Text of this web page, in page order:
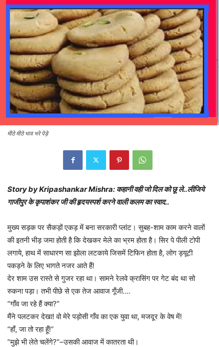
मीठे मीठे भाव भरे पेड़े
Story by Kripashankar Mishra: कहानी वही जो दिल को छू ले..लीजिये
गाजीपुर के कृपाशंकर जी की हृदयस्पर्श करने वाली कलम का स्वाद..
मुख्य सड़क पर सैकड़ों एकड़ में बना सरकारी प्लांट। सुबह-शाम काम करने वालों
की इतनी भीड़ जमा होती है कि देखकर मेले का भ्रम होता है। सिर पे पीली टोपी
लगाये, हाथ में साधारण सा झोला लटकाये जिसमें टिफिन होता है, लोग ड्यूटी
पकड़ने के लिए भागते नजर आते हैं!
देर शाम उस रास्ते से गुजर रहा था। सामने रेलवे क्रासिंग पर गेट बंद था सो
रुकना पड़ा। तभी पीछे से एक तेज आवाज गूँजी….
“गाँव जा रहे हैं क्या?”
मैंने पलटकर देखा! वो मेरे पड़ोसी गाँव का एक युवा था, मजदूर के वेष में!
“हाँ, जा तो रहा हूँ!”
“मुझे भी लेते चलेंगे?”–उसकी आवाज में कातरता थी।